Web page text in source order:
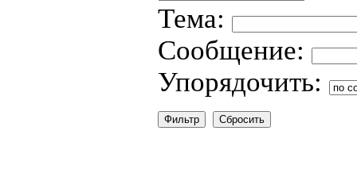
Тема:
Сообщение:
Упорядочить: